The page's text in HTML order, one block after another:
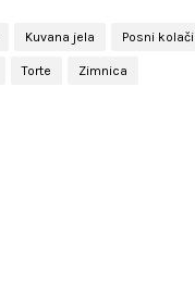
Kuvana jela Posni kolači
Torte Zimnica